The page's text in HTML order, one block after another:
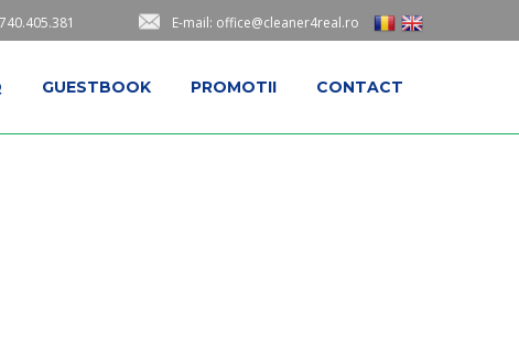
E-mail: office@cleaner4real.ro
GUESTBOOK PROMOTII CONTACT